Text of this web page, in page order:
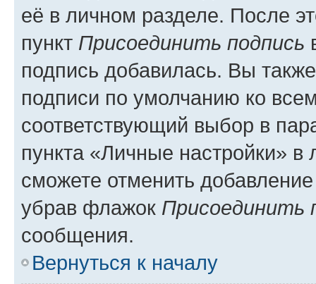
её в личном разделе. После
пункт Присоединить подпись
подпись добавилась. Вы
подписи по умолчанию ко
соответствующий выбор в
пункта «Личные настройки»
сможете отменить
убрав флажок Присоединить
сообщения.
Вернуться к началу